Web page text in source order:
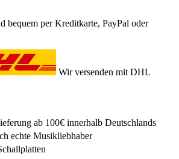
bequem per Kreditkarte, PayPal oder
Wir versenden mit DHL
ab 100€ innerhalb Deutschlands
echte Musikliebhaber